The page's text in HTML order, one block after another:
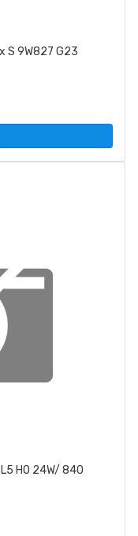
S 9W827 G23
HO 24W/ 840